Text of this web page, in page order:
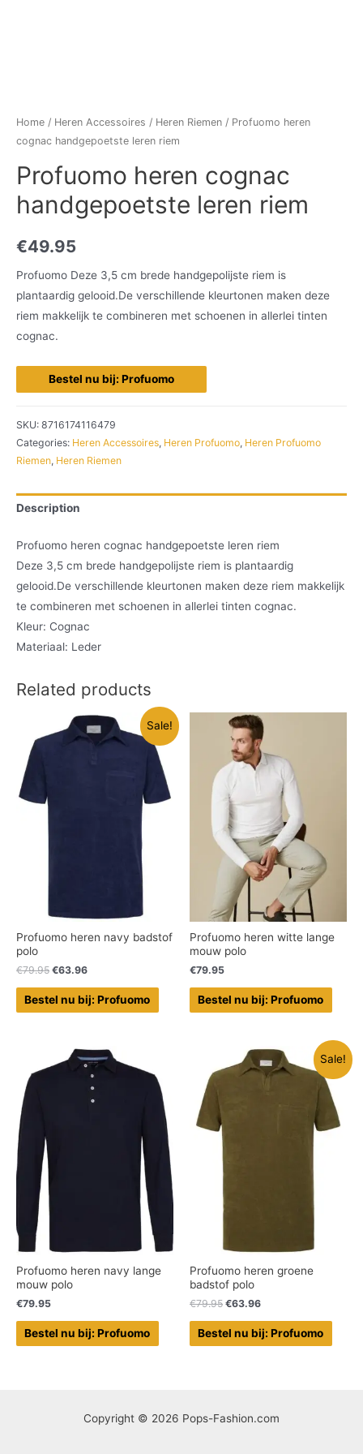
Home / Heren Accessoires / Heren Riemen / Profuomo heren
cognac handgepoetste leren riem
Profuomo heren cognac
handgepoetste leren riem
€49.95
Profuomo Deze 3,5 cm brede handgepolijste riem is
plantaardig gelooid.De verschillende kleurtonen maken deze
riem makkelijk te combineren met schoenen in allerlei tinten
cognac.
Bestel nu bij: Profuomo
SKU: 8716174116479
Categories: Heren Accessoires, Heren Profuomo, Heren Profuomo
Riemen, Heren Riemen
Description
Profuomo heren cognac handgepoetste leren riem
Deze 3,5 cm brede handgepolijste riem is plantaardig
gelooid.De verschillende kleurtonen maken deze riem makkelijk
te combineren met schoenen in allerlei tinten cognac.
Kleur: Cognac
Materiaal: Leder
Related products
Sale!
Profuomo heren navy badstof
polo
€79.95 €63.96
Bestel nu bij: Profuomo
Profuomo heren witte lange
mouw polo
€79.95
Bestel nu bij: Profuomo
Profuomo heren navy lange
mouw polo
€79.95
Bestel nu bij: Profuomo
Sale!
Profuomo heren groene
badstof polo
€79.95 €63.96
Bestel nu bij: Profuomo
Copyright © 2026 Pops-Fashion.com